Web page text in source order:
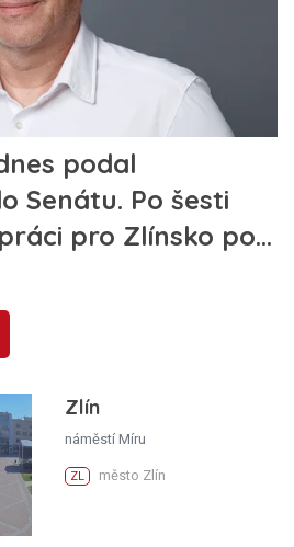
Zlín
náměstí Míru
ZL město Zlín